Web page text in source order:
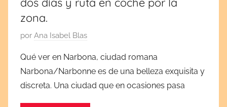
zona.
P
b
l
i
c
por Ana Isabel Blas
Qué ver en Narbona, ciudad romana
Narbona/Narbonne es de una belleza exquisita y
discreta. Una ciudad que en ocasiones pasa